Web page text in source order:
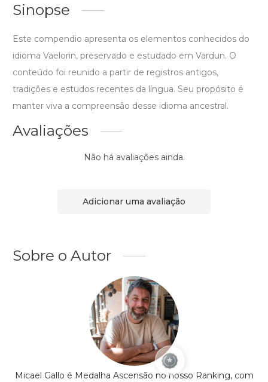
Sinopse
Este compendio apresenta os elementos conhecidos do
idioma Vaelorin, preservado e estudado em Vardun. O
conteúdo foi reunido a partir de registros antigos,
tradições e estudos recentes da língua. Seu propósito é
manter viva a compreensão desse idioma ancestral.
Avaliações
Não há avaliações ainda.
Adicionar uma avaliação
Sobre o Autor
Micael Gallo é Medalha Ascensão no nosso Ranking, com